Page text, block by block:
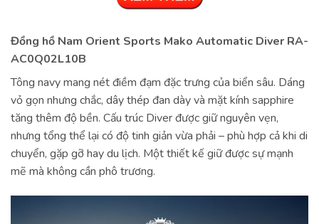
Đồng hồ Nam Orient Sports Mako Automatic Diver RA-
AC0Q02L10B
Tông navy mang nét điềm đạm đặc trưng của biển sâu. Dáng
vỏ gọn nhưng chắc, dây thép đan dày và mặt kính sapphire
tăng thêm độ bền. Cấu trúc Diver được giữ nguyên vẹn,
nhưng tổng thể lại có độ tinh giản vừa phải – phù hợp cả khi di
chuyển, gặp gỡ hay du lịch. Một thiết kế giữ được sự mạnh
mẽ mà không cần phô trương.